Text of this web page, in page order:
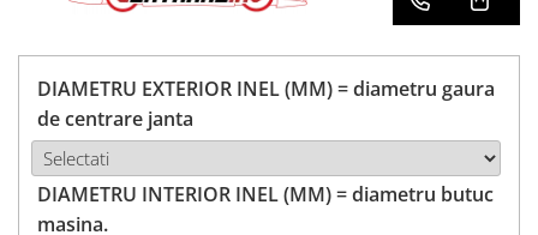
DIAMETRU EXTERIOR INEL (MM) = diametru gaura
de centrare janta
DIAMETRU INTERIOR INEL (MM) = diametru butuc
masina.